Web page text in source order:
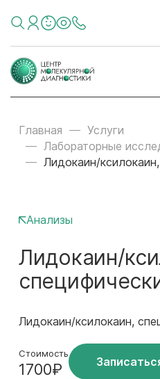
Главная
Услуги
Лабораторные
Лидокаин/
Анализы
Лидокаин/
Лидокаин/ксилокаин,
Стоимость
1700₽